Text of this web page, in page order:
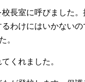
長室に呼びました
わけにはいかない
。
くれました。